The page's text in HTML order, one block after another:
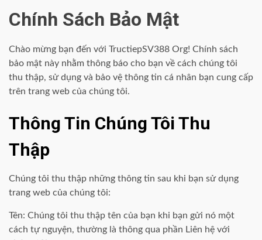
Chính Sách Bảo Mật
Chào mừng bạn đến với TructiepSV388 Org! Chính sách
bảo mật này nhằm thông báo cho bạn về cách chúng tôi
thu thập, sử dụng và bảo vệ thông tin cá nhân bạn cung cấp
trên trang web của chúng tôi.
Thông Tin Chúng Tôi Thu
Thập
Chúng tôi thu thập những thông tin sau khi bạn sử dụng
trang web của chúng tôi:
Tên: Chúng tôi thu thập tên của bạn khi bạn gửi nó một
cách tự nguyện, thường là thông qua phần Liên hệ với